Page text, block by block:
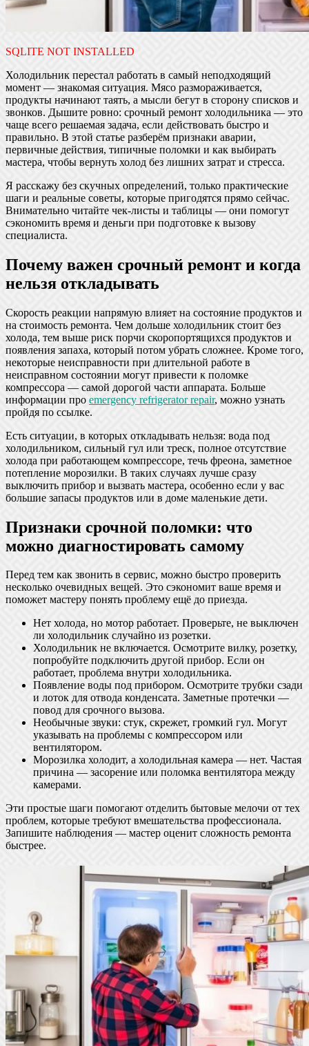
SQLITE NOT INSTALLED
Холодильник перестал работать в самый неподходящий
момент — знакомая ситуация. Мясо размораживается,
продукты начинают таять, а мысли бегут в сторону списков и
звонков. Дышите ровно: срочный ремонт холодильника — это
чаще всего решаемая задача, если действовать быстро и
правильно. В этой статье разберём признаки аварии,
первичные действия, типичные поломки и как выбирать
мастера, чтобы вернуть холод без лишних затрат и стресса.
Я расскажу без скучных определений, только практические
шаги и реальные советы, которые пригодятся прямо сейчас.
Внимательно читайте чек-листы и таблицы — они помогут
сэкономить время и деньги при подготовке к вызову
специалиста.
Почему важен срочный ремонт и когда
нельзя откладывать
Скорость реакции напрямую влияет на состояние продуктов и
на стоимость ремонта. Чем дольше холодильник стоит без
холода, тем выше риск порчи скоропортящихся продуктов и
появления запаха, который потом убрать сложнее. Кроме того,
некоторые неисправности при длительной работе в
неисправном состоянии могут привести к поломке
компрессора — самой дорогой части аппарата. Больше
информации про emergency refrigerator repair, можно узнать
пройдя по ссылке.
Есть ситуации, в которых откладывать нельзя: вода под
холодильником, сильный гул или треск, полное отсутствие
холода при работающем компрессоре, течь фреона, заметное
потепление морозилки. В таких случаях лучше сразу
выключить прибор и вызвать мастера, особенно если у вас
большие запасы продуктов или в доме маленькие дети.
Признаки срочной поломки: что
можно диагностировать самому
Перед тем как звонить в сервис, можно быстро проверить
несколько очевидных вещей. Это сэкономит ваше время и
поможет мастеру понять проблему ещё до приезда.
Нет холода, но мотор работает. Проверьте, не выключен
ли холодильник случайно из розетки.
Холодильник не включается. Осмотрите вилку, розетку,
попробуйте подключить другой прибор. Если он
работает, проблема внутри холодильника.
Появление воды под прибором. Осмотрите трубки сзади
и лоток для отвода конденсата. Заметные протечки —
повод для срочного вызова.
Необычные звуки: стук, скрежет, громкий гул. Могут
указывать на проблемы с компрессором или
вентилятором.
Морозилка холодит, а холодильная камера — нет. Частая
причина — засорение или поломка вентилятора между
камерами.
Эти простые шаги помогают отделить бытовые мелочи от тех
проблем, которые требуют вмешательства профессионала.
Запишите наблюдения — мастер оценит сложность ремонта
быстрее.